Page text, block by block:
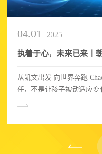
04.01 2025
从凯文出发 向世界奔跑
任，不是让孩子被动适应